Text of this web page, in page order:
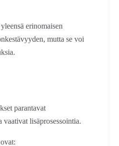
erinomaisen
mutta se voi
parantavat
lisäprosessointia.